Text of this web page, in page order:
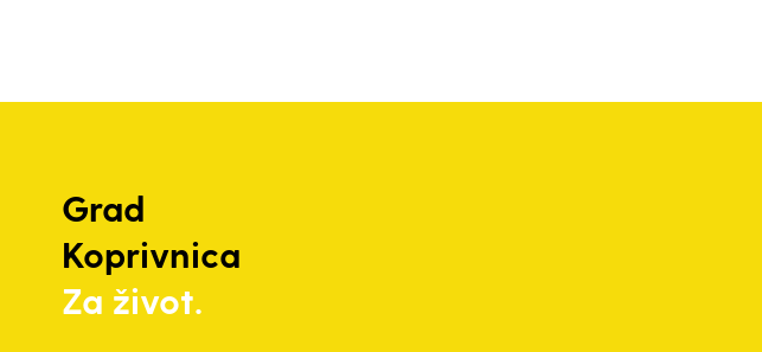
Grad
Koprivnica
Za život.